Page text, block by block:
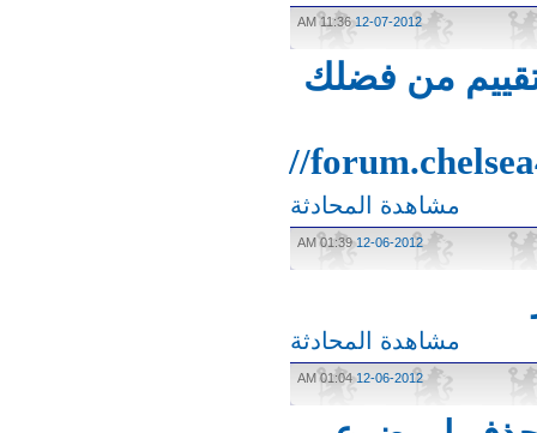
12-07-2012
11:36 AM
من فضلك
http://
مشاهدة المحادثة
12-06-2012
01:39 AM
مشاهدة المحادثة
12-06-2012
01:04 AM